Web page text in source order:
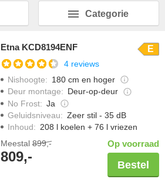
Categorie
Etna KCD8194ENF E
4 reviews
Nishoogte: 180 cm en hoger
Deur montage: Deur-op-deur
No Frost: Ja
Geluidsniveau: Zeer stil - 35 dB
Inhoud: 208 l koelen + 76 l vriezen
Meestal 899,-
809,-
Op voorraad
Bestel